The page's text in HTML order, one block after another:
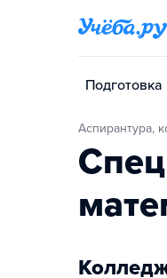
Аспирантура,